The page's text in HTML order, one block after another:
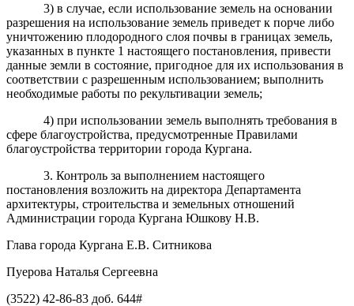
3) в случае, если использование земель на основании
разрешения на использование земель приведет к порче либо
уничтожению плодородного слоя почвы в границах земель,
указанных в пункте 1 настоящего постановления, привести
данные земли в состояние, пригодное для их использования в
соответствии с разрешенным использованием; выполнить
необходимые работы по рекультивации земель;
4) при использовании земель выполнять требования в
сфере благоустройства, предусмотренные Правилами
благоустройства территории города Кургана.
3. Контроль за выполнением настоящего
постановления возложить на директора Департамента
архитектуры, строительства и земельных отношений
Администрации города Кургана Юшкову Н.В.
Глава города Кургана Е.В. Ситникова
Пуерова Наталья Сергеевна
(3522) 42-86-83 доб. 644#